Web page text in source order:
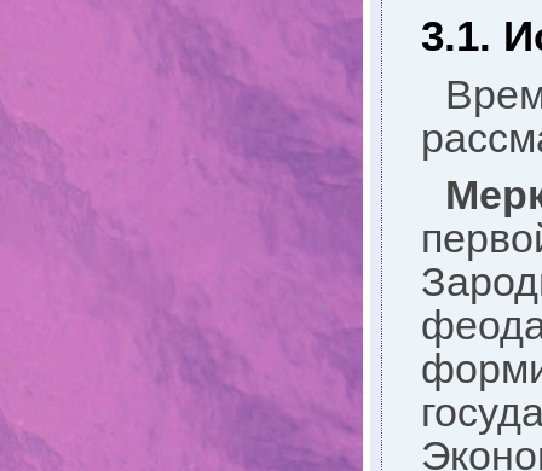
3.1.